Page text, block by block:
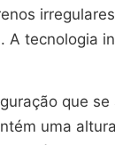
tecnologia
que
uma